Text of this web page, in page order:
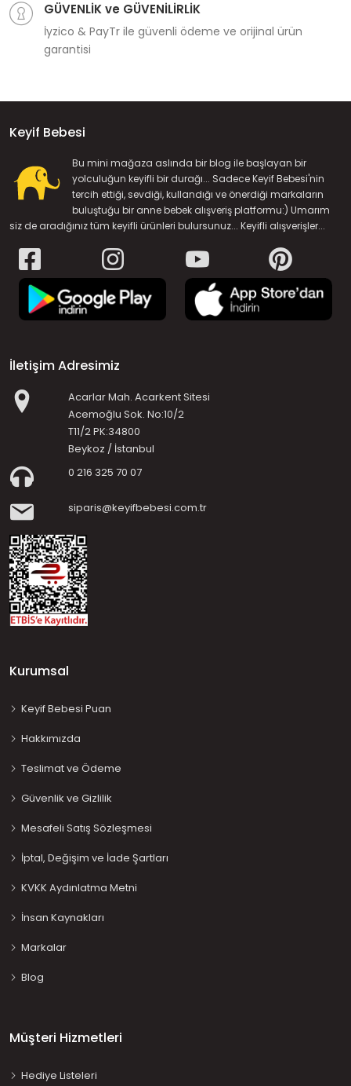
GÜVENLİK ve GÜVENİLİRLİK
İyzico & PayTr ile güvenli ödeme ve orijinal ürün
garantisi
Keyif Bebesi
Bu mini mağaza aslında bir blog ile başlayan bir
yolculuğun keyifli bir durağı... Sadece Keyif Bebesi'nin
tercih ettiği, sevdiği, kullandığı ve önerdiği markaların
buluştuğu bir anne bebek alışveriş platformu:) Umarım
siz de aradığınız tüm keyifli ürünleri bulursunuz... Keyifli alışverişler...
İletişim Adresimiz
Acarlar Mah. Acarkent Sitesi
Acemoğlu Sok. No:10/2
T11/2 PK:34800
Beykoz / İstanbul
0 216 325 70 07
siparis@keyifbebesi.com.tr
Kurumsal
Keyif Bebesi Puan
Hakkımızda
Teslimat ve Ödeme
Güvenlik ve Gizlilik
Mesafeli Satış Sözleşmesi
İptal, Değişim ve İade Şartları
KVKK Aydınlatma Metni
İnsan Kaynakları
Markalar
Blog
Müşteri Hizmetleri
Hediye Listeleri